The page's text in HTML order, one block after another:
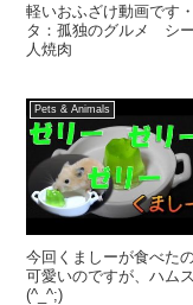
軽いおふざけ動画です
タ：孤独のグルメ シ
人焼肉
Pets & Animals
今回くましーが食べた
可愛いのですが、ハム
(^_^;)